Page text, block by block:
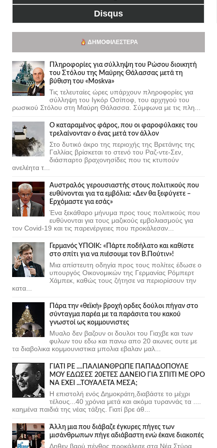
Disqus
ΔΗΜΟΦΙΛΈΣΤΕΡΑ
Πληροφορίες για σύλληψη του Ρώσου διοικητή
του Στόλου της Mαύρης Θάλασσας μετά τη
βύθιση του «Moskva»
Τις τελευταίες ώρες υπάρχουν πληροφορίες για
σύλληψη του Ιγκόρ Οσίποφ, του αρχηγού του
ρωσικού Στόλου στη Μαύρη Θάλασσα. Σύμφωνα με τις πλη...
Ο καταραμένος φάρος, που οι φαροφύλακες του
τρελαίνονταν ο ένας μετά τον άλλον
Στο δυτικό άκρο της περιοχής της Βρετάνης της
Γαλλίας βρίσκεται το στενό του Ραζ-ντε-Σεν,
διάσπαρτο βραχονησίδες που τις κτυπούν
ανελέητα τ...
Αυστραλός γερουσιαστής στους πολιτικούς που
ευθύνονται για τα εμβόλια: «Δεν θα ξεφύγετε –
Ερχόμαστε για εσάς»
Ένα ξεκάθαρο μήνυμα προς τους πολιτικούς που
ευθύνονται για τους μαζικούς εμβολιασμούς για
τον Covid-19 και τις παρενέργειες που προκάλεσαν...
Γερμανός ΥΠΟΙΚ: «Πάρτε ποδήλατο και καθίστε
στο σπίτι για να πιέσουμε τον Β.Πούτιν»!
Μια απίστευτη οδηγία προς τους πολίτες έδωσε ο
υπουργός Οικονομικών της Γερμανίας Ρόμπερτ
Χάμπεκ, καθώς τους ζήτησε να περιορίσουν την
κατα...
Πάρα την «θεϊκή» βροχή ορδες δούλοι πήγαν στο
σύνταγμα παρέα με τα παράσιτα του κακού
γνωστοί ως κομμουνιστες
Μυαλο δεν βαζουν οι δουλοι του Γιαχβε και των
φυλων του εδω και πανω απο 20 αιωνες ουτε με
τα διαβολικα κομμουνιστικα μπολια εβαλαν μαλ...
ΓΙΑΤΙ ΡΕ ....ΠΑΛΙΑΝΘΡΩΠΕ ΠΑΠΑΔΟΠΟΥΛΕ
ΜΟΥ ΕΔΩΣΕΣ 20ΕΤΕΣ ΔΑΝΕΙΟ ΓΙΑ ΣΠΙΤΙ ΜΕ ΟΡΟ
ΝΑ ΕΧΕΙ ...ΤΟΥΑΛΕΤΑ ΜΕΣΑ;
Η επιστολή ενός Δημοκράτη,διαβάστε το μέχρι
τέλους...40 χρόνια μετά και ακόμα τυραννάς τα ....
καημένα παιδιά της νέας τάξης. Γιατί βρε άθ...
Άλλη μια που διάβαζε έγκυρες πήγες των
μισάνθρωπων πήγε αδιάβαστη ενώ έκανε διακοπές
Δηθεν βαρύ πένθος προκάλεσε στα Νέα Στύρα